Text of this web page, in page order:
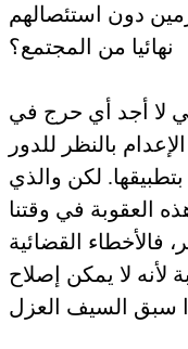
دون استئصالهم
نهائيا من المجتمع؟
لا أجد أي حرج في
بالنظر للدور
لكن والذي
في وقتنا
فالأخطاء القضائية
لأنه لا يمكن إصلاح
سبق السيف العزل